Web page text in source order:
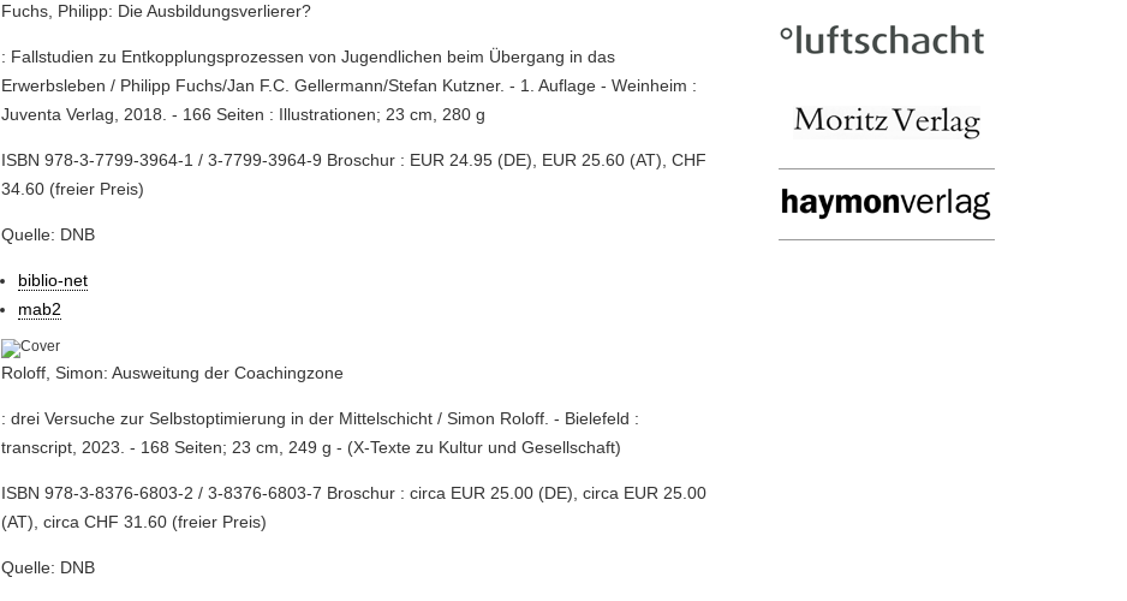
Fuchs, Philipp: Die Ausbildungsverlierer?
: Fallstudien zu Entkopplungsprozessen von Jugendlichen beim Übergang in das
Erwerbsleben / Philipp Fuchs/Jan F.C. Gellermann/Stefan Kutzner. - 1. Auflage - Weinheim :
Juventa Verlag, 2018. - 166 Seiten : Illustrationen; 23 cm, 280 g
ISBN 978-3-7799-3964-1 / 3-7799-3964-9 Broschur : EUR 24.95 (DE), EUR 25.60 (AT), CHF
34.60 (freier Preis)
Quelle: DNB
biblio-net
mab2
Roloff, Simon: Ausweitung der Coachingzone
: drei Versuche zur Selbstoptimierung in der Mittelschicht / Simon Roloff. - Bielefeld :
transcript, 2023. - 168 Seiten; 23 cm, 249 g - (X-Texte zu Kultur und Gesellschaft)
ISBN 978-3-8376-6803-2 / 3-8376-6803-7 Broschur : circa EUR 25.00 (DE), circa EUR 25.00
(AT), circa CHF 31.60 (freier Preis)
Quelle: DNB